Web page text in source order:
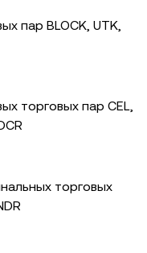
пар BLOCK, UTK,
торговых пар CEL,
торговых